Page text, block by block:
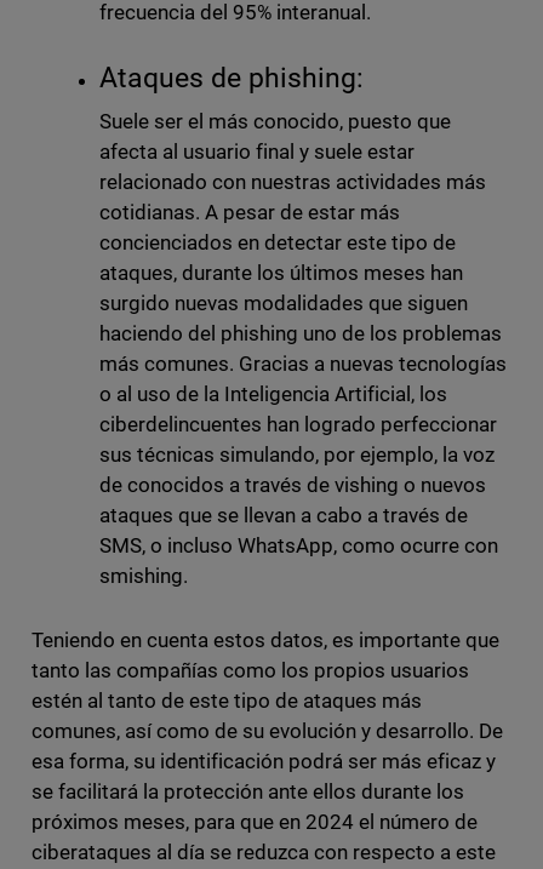
frecuencia del 95% interanual.
Ataques de phishing:
Suele ser el más conocido, puesto que
afecta al usuario final y suele estar
relacionado con nuestras actividades más
cotidianas. A pesar de estar más
concienciados en detectar este tipo de
ataques, durante los últimos meses han
surgido nuevas modalidades que siguen
haciendo del phishing uno de los problemas
más comunes. Gracias a nuevas tecnologías
o al uso de la Inteligencia Artificial, los
ciberdelincuentes han logrado perfeccionar
sus técnicas simulando, por ejemplo, la voz
de conocidos a través de vishing o nuevos
ataques que se llevan a cabo a través de
SMS, o incluso WhatsApp, como ocurre con
smishing.
Teniendo en cuenta estos datos, es importante que
tanto las compañías como los propios usuarios
estén al tanto de este tipo de ataques más
comunes, así como de su evolución y desarrollo. De
esa forma, su identificación podrá ser más eficaz y
se facilitará la protección ante ellos durante los
próximos meses, para que en 2024 el número de
ciberataques al día se reduzca con respecto a este